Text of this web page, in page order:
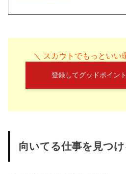
＼ スカウトでもっといい
登録してグッドポイン
向いてる仕事を見つ